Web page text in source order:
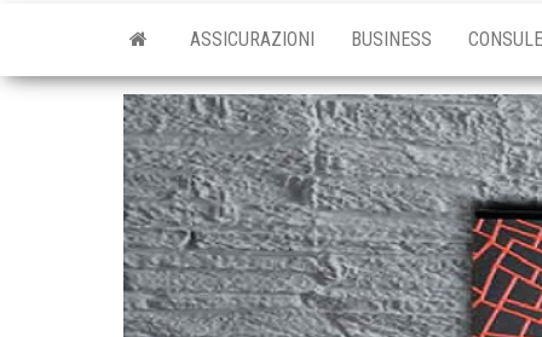
ASSICURAZIONI BUSINESS